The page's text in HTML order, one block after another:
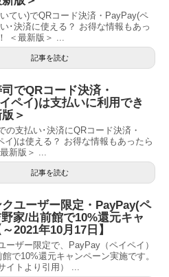
てい)でQRコード決済・PayPay(ペ
･決済に使える？ お得な情報もあっ
＜最新版＞ ...
記事を読む
でQRコード決済・
ペイ)は支払いに利用でき
＞
の支払い･決済にQRコード決済・
イ)は使える？ お得な情報もあったら
新版＞ ...
記事を読む
ユーザー限定・PayPay(ペ
家/出前館で10%還元キャ
2021年10月17日】
ーザー限定で、PayPay（ペイペイ）
で10%還元キャンペーン実施です。
イトより引用） ...